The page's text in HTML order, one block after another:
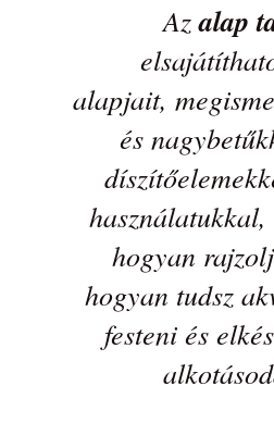
Azalap
alapjait,
és
hogyan
hogyan tudsz
festeni és